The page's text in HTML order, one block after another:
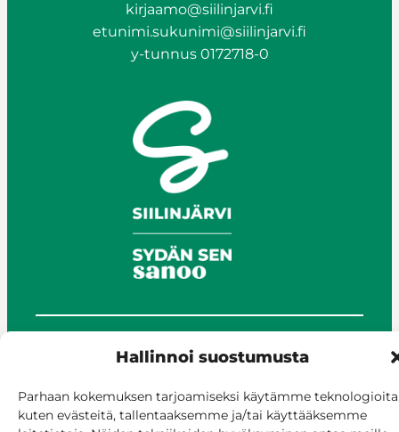
Hallinnoi suostumusta
Parhaan kokemuksen tarjoamiseksi käytämme
kuten evästeitä, tallentaaksemme ja/tai käyttääksemme
kirjaamo@siilinjarvi.fi
etunimi.sukunimi@siilinjarvi.fi
y-tunnus 0172718-0
© Siilinjärvi 2025
Asioi verkossa
Laskutus ja maksaminen